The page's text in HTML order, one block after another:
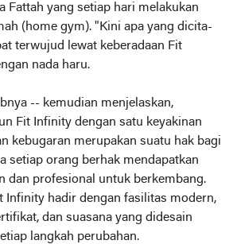
Fattah yang setiap hari melakukan
(home gym). "Kini apa yang dicita-
terwujud lewat keberadaan Fit
nada haru.
-- kemudian menjelaskan,
Fit Infinity dengan satu keyakinan
kebugaran merupakan suatu hak bagi
setiap orang berhak mendapatkan
dan profesional untuk berkembang.
Infinity hadir dengan fasilitas modern,
dan suasana yang didesain
langkah perubahan.